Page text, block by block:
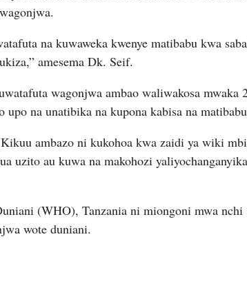
na kuwaweka kwenye matibabu kwa
amesema Dk. Seif.
wagonjwa ambao waliwakosa
na unatibika na kupona kabisa na
ambazo ni kukohoa kwa zaidi ya wiki
uzito au kuwa na makohozi
(WHO), Tanzania ni miongoni mwa nchi
wote duniani.